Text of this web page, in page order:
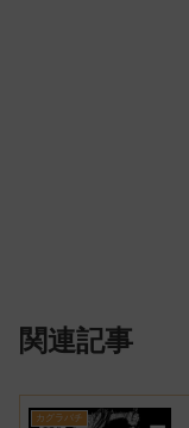
関連記事
カグラバチ